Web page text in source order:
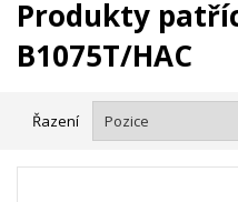
Produkty
B1075T/HAC
Řazení